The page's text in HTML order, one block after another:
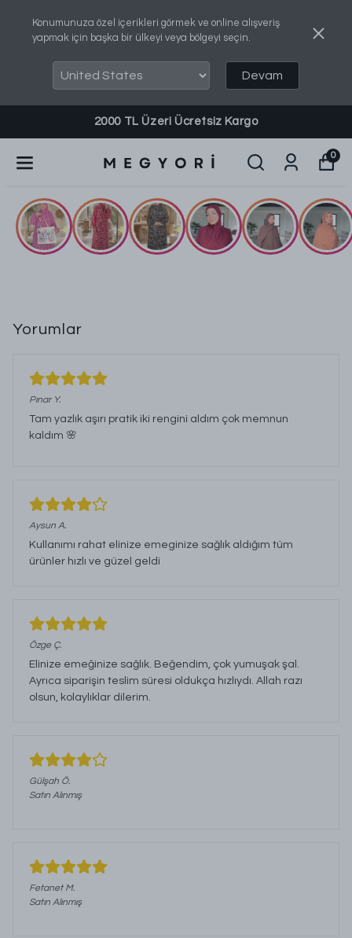
Konumunuza özel içerikleri görmek ve online alışveriş
yapmak için başka bir ülkeyi veya bölgeyi seçin.
Devam
Sipariş, Bilgi ve Destek Almak İçin:
0
Yorumlar
Pınar Y.
Tam yazlık aşırı pratik iki rengini aldım çok memnun
kaldım 🌸
Aysun A.
Kullanımı rahat elinize emeginize sağlık aldığım tüm
ürünler hızlı ve güzel geldi
Özge Ç.
Elinize emeğinize sağlık. Beğendim, çok yumuşak şal.
Ayrıca siparişin teslim süresi oldukça hızlıydı. Allah razı
olsun, kolaylıklar dilerim.
Gülşah Ö.
Satın Alınmış
Fetanet M.
Satın Alınmış